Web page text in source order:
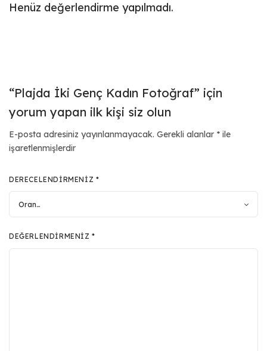
Henüz değerlendirme yapılmadı.
“Plajda İki Genç Kadın Fotoğraf” için
yorum yapan ilk kişi siz olun
E-posta adresiniz yayınlanmayacak. Gerekli alanlar * ile
işaretlenmişlerdir
DERECELENDIRMENIZ *
DEĞERLENDIRMENIZ*